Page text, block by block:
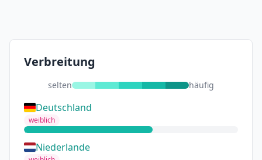
Verbreitung
selten häufig
Deutschland
weiblich
Niederlande